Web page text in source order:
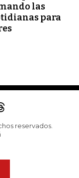
las
para
reservados.